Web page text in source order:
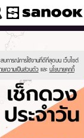
สบการณ์การใช้งานที่ดีที่สุดบน เว็บไซต์
ยความเป็นส่วนตัว และ นโยบายคุกกี้
logo-
day/daily-